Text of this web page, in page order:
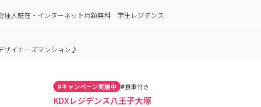
理人駐在・インターネット月額無料 学生レジデンス
ザイナーズマンション♪
#キャンペーン実施中 #食事付き
KDXレジデンス八王子大塚